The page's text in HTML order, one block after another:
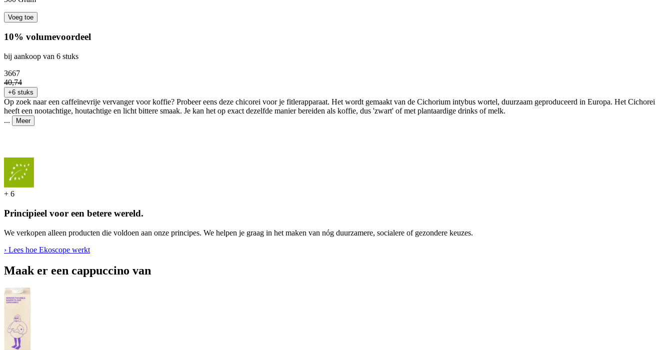
Voeg toe
10% volumevoordeel
bij aankoop van 6 stuks
3667
40,74
+6 stuks
Op zoek naar een caffeïnevrije vervanger voor koffie? Probeer eens deze chicorei voor je fitlerapparaat. Het wordt gemaakt van de Cichorium intybus wortel, duurzaam geproduceerd in Europa. Het Cichorei
heeft een nootachtige, houtachtige en licht bittere smaak. Je kan het op exact dezelfde manier bereiden als koffie, dus 'zwart' of met plantaardige drinks of melk.
...
Meer
+ 6
Principieel voor een betere wereld.
We verkopen alleen producten die voldoen aan onze principes. We helpen je graag in het maken van nóg duurzamere, socialere of gezondere keuzes.
› Lees hoe Ekoscope werkt
Maak er een cappuccino van